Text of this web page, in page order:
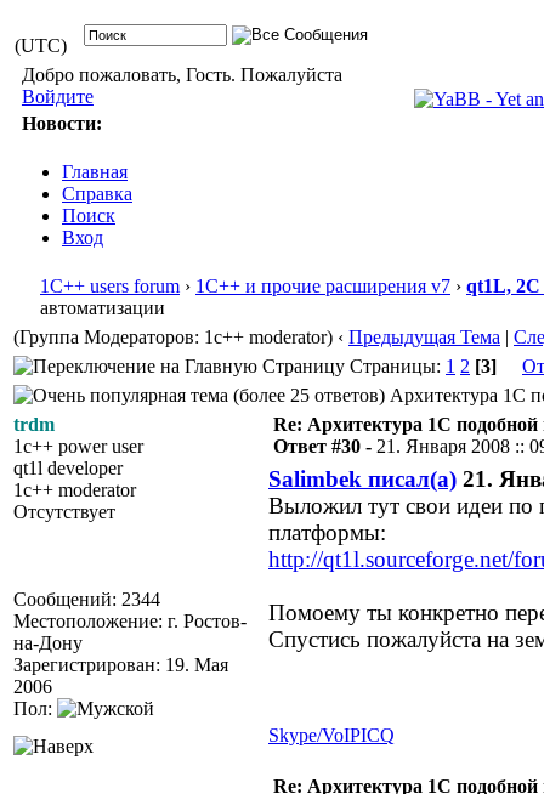
(UTC)
Добро пожаловать, Гость. Пожалуйста
Войдите
Новости:
Главная
Справка
Поиск
Вход
1С++ users forum › 1С++ и прочие расширения v7 › qt1L,
автоматизации
(Группа Модераторов: 1c++ moderator) ‹ Предыдущая Тема |
Страницы: 1 2 [3]
Архитектура 1С
trdm
1c++ power user
qt1l developer
1c++ moderator
Отсутствует
Сообщений: 2344
Местоположение: г. Ростов-
на-Дону
Зарегистрирован: 19. Мая
2006
Пол:
Re: Архитектура 1С
Ответ #30 - 21. Января 2008 ::
Salimbek писал(а) 21.
Выложил тут свои идеи по
платформы:
http://qt1l.sourceforge.net/
Помоему ты конкретно
Спустись пожалуйста на
Skype/VoIPICQ
Re: Архитектура 1С